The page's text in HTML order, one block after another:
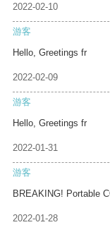
2022-02-10
游客
Hello, Greetings fr
2022-02-09
游客
Hello, Greetings fr
2022-01-31
游客
BREAKING! Portable
2022-01-28